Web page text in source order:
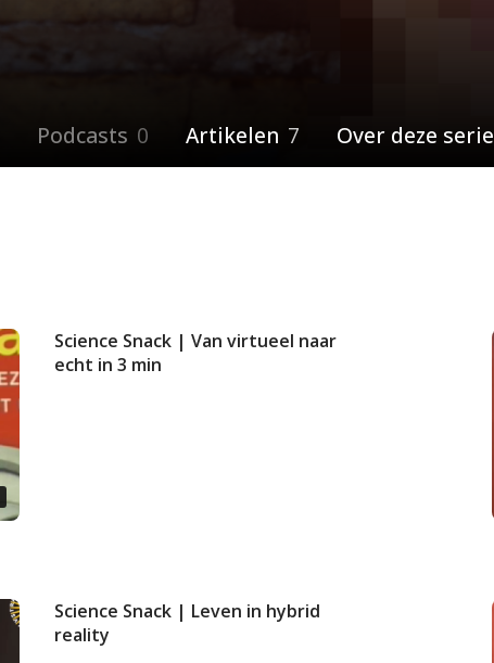
Podcasts 0 Artikelen 7 Over deze serie
Science Snack | Van virtueel naar
echt in 3 min
Science Snack | Leven in hybrid
reality